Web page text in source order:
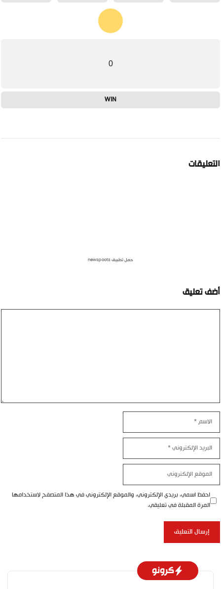
0
WIN
حمل تطبيق newspoots
تعليق
احفظ اسمي، بريدي الإلكتروني، والموقع الإلكتروني في هذا المتصفح لاستخدامها
المرة المقبلة في تعليقي.
كرونو